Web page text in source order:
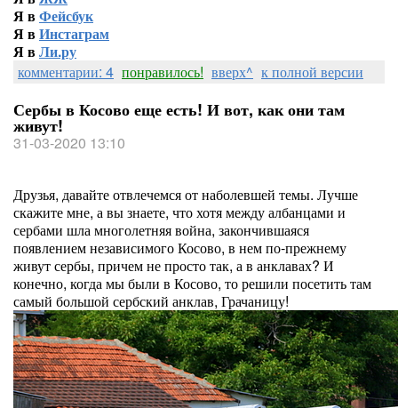
Я вФейсбук
Я вИнстаграм
Я вЛи.ру
комментарии: 4 понравилось! вверх^ к полной версии
Сербы в Косово еще есть! И вот, как они там
живут!
31-03-2020 13:10
Друзья, давайте отвлечемся от наболевшей темы. Лучше
скажите мне, а вы знаете, что хотя между албанцами и
сербами шла многолетняя война, закончившаяся
появлением независимого Косово, в нем по-прежнему
живут сербы, причем не просто так, а в анклавах? И
конечно, когда мы были в Косово, то решили посетить там
самый большой сербский анклав, Грачаницу!